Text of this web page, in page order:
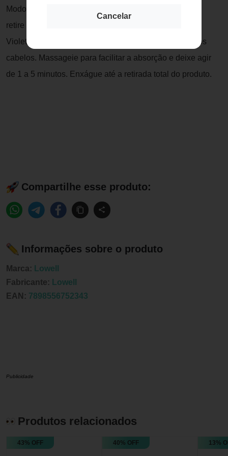
Cancelar
Modo de usar: Após lavar os cabelos com o Shampoo,
retire a umidade excessiva dos fios e aplique a Lowell
Violet Platinum Máscara do comprimento às pontas dos
cabelos. Massageie para facilitar a absorção e deixe agir
de 1 a 5 minutos. Enxágue até a retirada total do produto.
Compartilhe esse produto:
Informações sobre o produto
Marca: Lowell
Fabricante: Lowell
EAN: 7898556752343
Publicidade
Produtos relacionados
43% OFF 40% OFF 13%